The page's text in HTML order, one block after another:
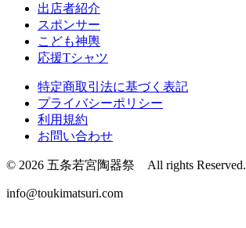
出店者紹介
スポンサー
こども神輿
応援Tシャツ
特定商取引法に基づく表記
プライバシーポリシー
利用規約
お問い合わせ
© 2026 五条若宮陶器祭 All rights Reserved.
info@toukimatsuri.com